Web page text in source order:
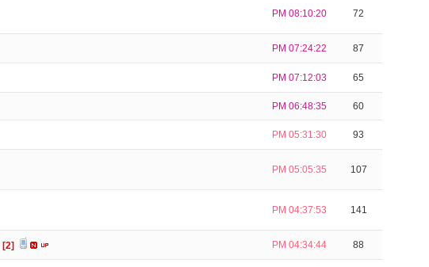
PM 08:10:20 72
PM 07:24:22 87
PM 07:12:03 65
PM 06:48:35 60
PM 05:31:30 93
PM 05:05:35 107
PM 04:37:53 141
[2] PM 04:34:44 88